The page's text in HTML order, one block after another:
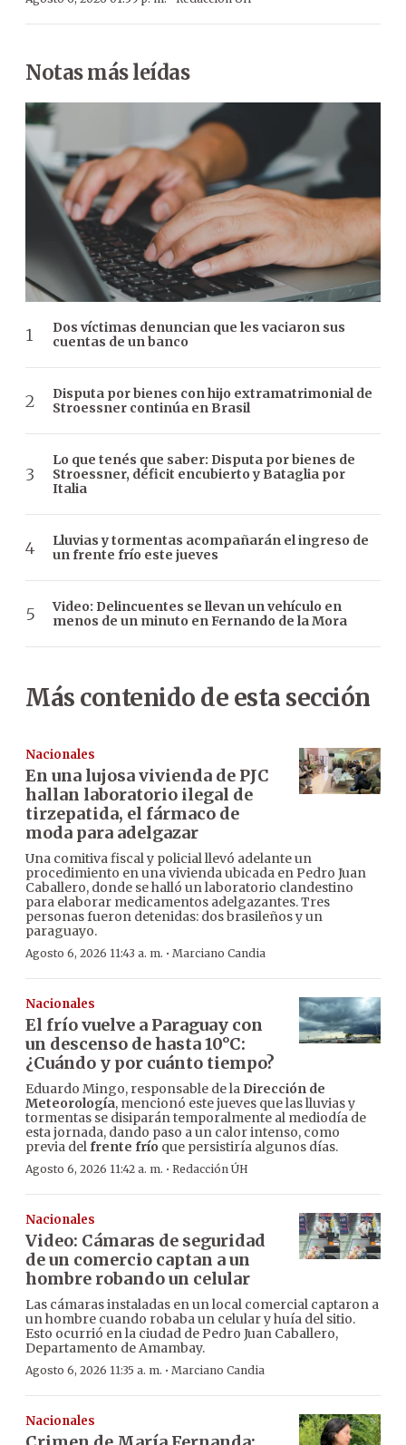
Notas más leídas
Dos víctimas denuncian que les vaciaron sus
cuentas de un banco
Disputa por bienes con hijo extramatrimonial de
Stroessner continúa en Brasil
Lo que tenés que saber: Disputa por bienes de
Stroessner, déficit encubierto y Bataglia por
Italia
Lluvias y tormentas acompañarán el ingreso de
un frente frío este jueves
Video: Delincuentes se llevan un vehículo en
menos de un minuto en Fernando de la Mora
Más contenido de esta sección
Nacionales
En una lujosa vivienda de PJC
hallan laboratorio ilegal de
tirzepatida, el fármaco de
moda para adelgazar
Una comitiva fiscal y policial llevó adelante un
procedimiento en una vivienda ubicada en Pedro Juan
Caballero, donde se halló un laboratorio clandestino
para elaborar medicamentos adelgazantes. Tres
personas fueron detenidas: dos brasileños y un
paraguayo.
Agosto 6, 2026 11:43 a. m. · Marciano Candia
Nacionales
El frío vuelve a Paraguay con
un descenso de hasta 10°C:
¿Cuándo y por cuánto tiempo?
Eduardo Mingo, responsable de la Dirección de
Meteorología, mencionó este jueves que las lluvias y
tormentas se disiparán temporalmente al mediodía de
esta jornada, dando paso a un calor intenso, como
previa delfrente frío que persistiría algunos días.
Agosto 6, 2026 11:42 a. m. · Redacción ÚH
Nacionales
Video: Cámaras de seguridad
de un comercio captan a un
hombre robando un celular
Las cámaras instaladas en un local comercial captaron a
un hombre cuando robaba un celular y huía del sitio.
Esto ocurrió en la ciudad de Pedro Juan Caballero,
Departamento de Amambay.
Agosto 6, 2026 11:35 a. m. · Marciano Candia
Nacionales